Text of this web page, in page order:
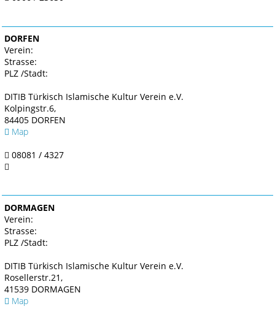
DORFEN
Verein:
Strasse:
PLZ /Stadt:
DITIB Türkisch Islamische Kultur Verein e.V.
Kolpingstr.6,
84405 DORFEN
Map
08081 / 4327
DORMAGEN
Verein:
Strasse:
PLZ /Stadt:
DITIB Türkisch Islamische Kultur Verein e.V.
Rosellerstr.21,
41539 DORMAGEN
Map